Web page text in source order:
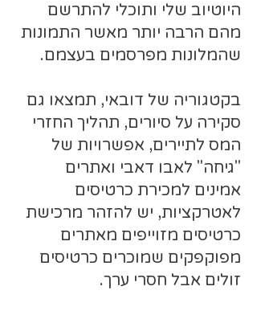
היוטיוב שלי ותוכלי להתרשם
מהם הרבה יותר מאשר התמונות
שהמלונות מפרסמים בעצמם.
בקטגוריה של דובאי, תמצאו גם
סקירה על סיורים, תהליך החזרי
המס לתיירים, אפשרויות של
"גיחה" לאבו דאבי ואתרים
אמינים למכירת כרטיסים
לאטרקציות, יש להזהר מרכישת
כרטיסים מזוייפים מאתרים
מפוקפקים שמוכרים כרטיסים
זולים אבל חסרי ערך.